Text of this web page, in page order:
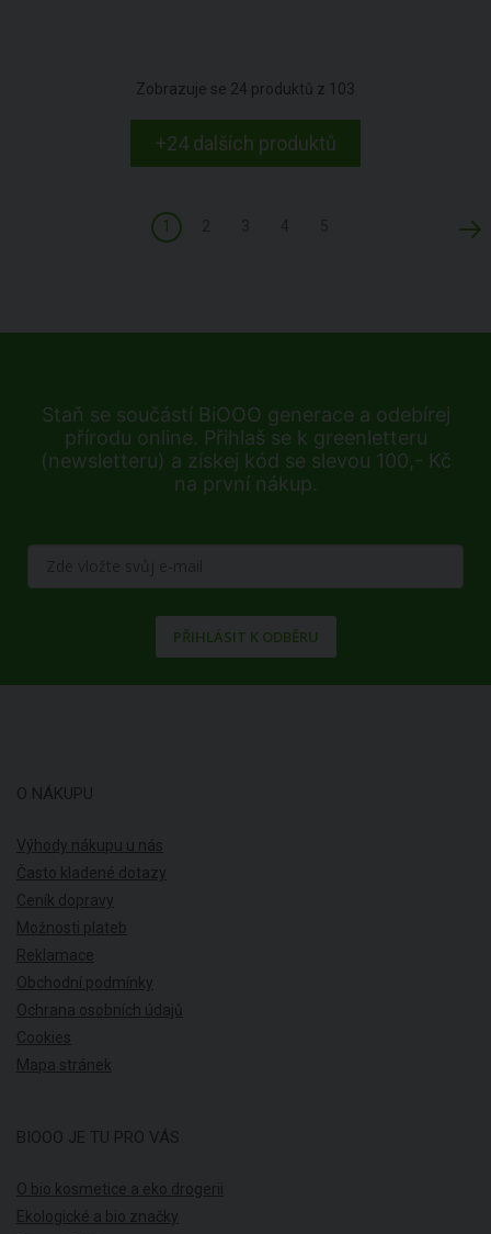
Zobrazuje se 24 produktů z 103
+24 dalších produktů
1
Staň se součástí BiOOO generace a odebírej
přírodu online. Přihlaš se k greenletteru
(newsletteru) a získej kód se slevou 100,- Kč
na první nákup.
PŘIHLÁSIT K ODBĚRU
O NÁKUPU
Výhody nákupu u nás
Často kladené dotazy
Ceník dopravy
Možnosti plateb
Reklamace
Obchodní podmínky
Ochrana osobních údajů
Cookies
Mapa stránek
BIOOO JE TU PRO VÁS
O bio kosmetice a eko drogerii
Ekologické a bio značky